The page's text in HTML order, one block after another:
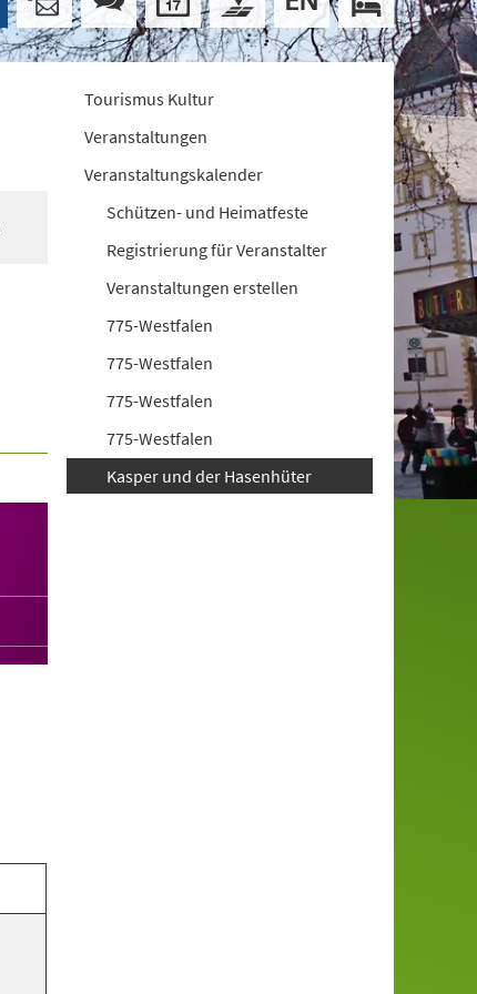
Tourismus Kultur
Veranstaltungen
Veranstaltungskalender
Schützen- und Heimatfeste
Registrierung für Veranstalter
Veranstaltungen erstellen
775-Westfalen
775-Westfalen
775-Westfalen
775-Westfalen
Kasper und der Hasenhüter